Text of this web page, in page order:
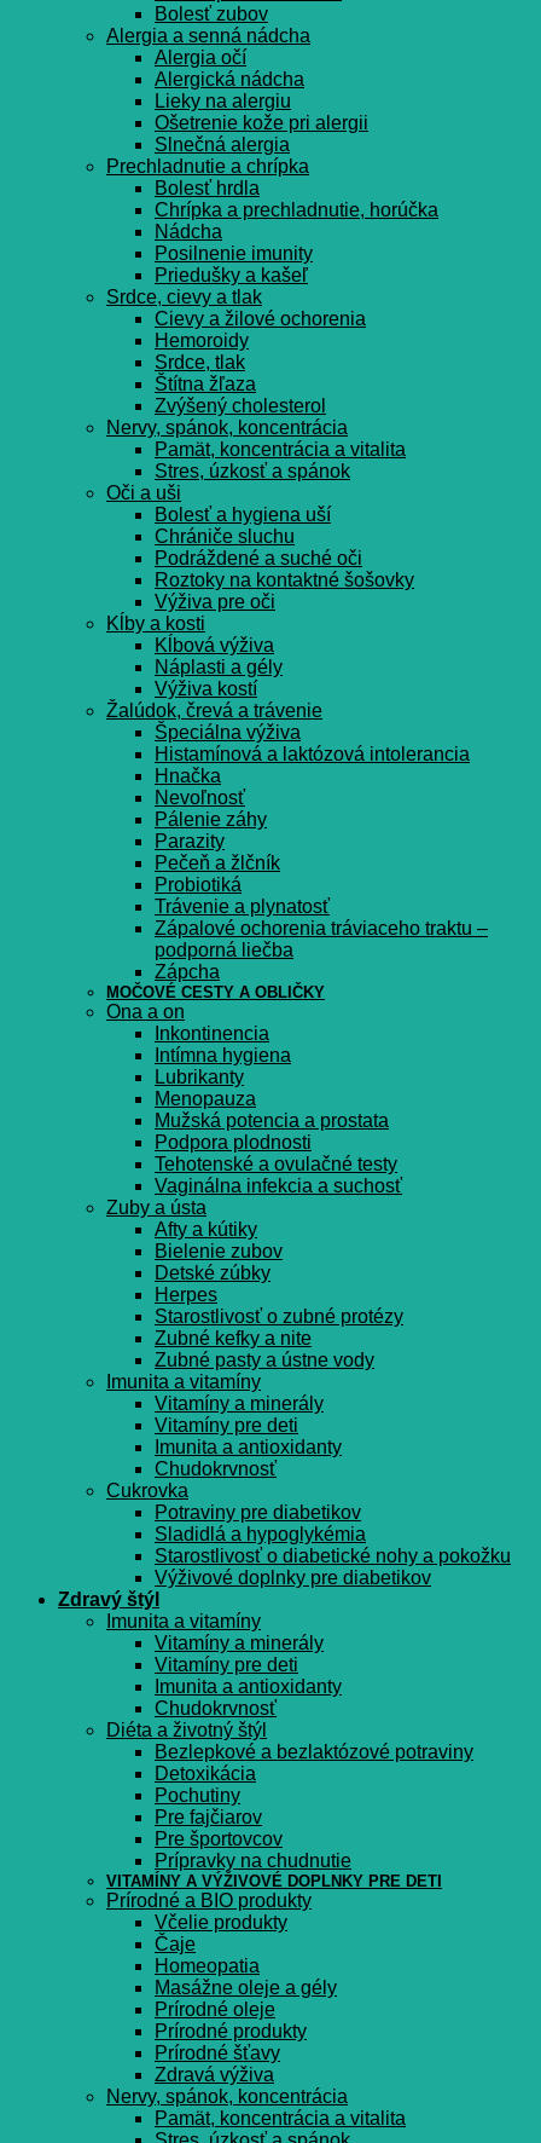
Bolesť zubov
Alergia a senná nádcha
Alergia očí
Alergická nádcha
Lieky na alergiu
Ošetrenie kože pri alergii
Slnečná alergia
Prechladnutie a chrípka
Bolesť hrdla
Chrípka a prechladnutie, horúčka
Nádcha
Posilnenie imunity
Priedušky a kašeľ
Srdce, cievy a tlak
Cievy a žilové ochorenia
Hemoroidy
Srdce, tlak
Štítna žľaza
Zvýšený cholesterol
Nervy, spánok, koncentrácia
Pamät, koncentrácia a vitalita
Stres, úzkosť a spánok
Oči a uši
Bolesť a hygiena uší
Chrániče sluchu
Podráždené a suché oči
Roztoky na kontaktné šošovky
Výživa pre oči
Kĺby a kosti
Kĺbová výživa
Náplasti a gély
Výživa kostí
Žalúdok, črevá a trávenie
Špeciálna výživa
Histamínová a laktózová intolerancia
Hnačka
Nevoľnosť
Pálenie záhy
Parazity
Pečeň a žlčník
Probiotiká
Trávenie a plynatosť
Zápalové ochorenia tráviaceho traktu –
podporná liečba
Zápcha
MOČOVÉ CESTY A OBLIČKY
Ona a on
Inkontinencia
Intímna hygiena
Lubrikanty
Menopauza
Mužská potencia a prostata
Podpora plodnosti
Tehotenské a ovulačné testy
Vaginálna infekcia a suchosť
Zuby a ústa
Afty a kútiky
Bielenie zubov
Detské zúbky
Herpes
Starostlivosť o zubné protézy
Zubné kefky a nite
Zubné pasty a ústne vody
Imunita a vitamíny
Vitamíny a minerály
Vitamíny pre deti
Imunita a antioxidanty
Chudokrvnosť
Cukrovka
Potraviny pre diabetikov
Sladidlá a hypoglykémia
Starostlivosť o diabetické nohy a pokožku
Výživové doplnky pre diabetikov
Zdravý štýl
Imunita a vitamíny
Vitamíny a minerály
Vitamíny pre deti
Imunita a antioxidanty
Chudokrvnosť
Diéta a životný štýl
Bezlepkové a bezlaktózové potraviny
Detoxikácia
Pochutiny
Pre fajčiarov
Pre športovcov
Prípravky na chudnutie
VITAMÍNY A VÝŽIVOVÉ DOPLNKY PRE DETI
Prírodné a BIO produkty
Včelie produkty
Čaje
Homeopatia
Masážne oleje a gély
Prírodné oleje
Prírodné produkty
Prírodné šťavy
Zdravá výživa
Nervy, spánok, koncentrácia
Pamät, koncentrácia a vitalita